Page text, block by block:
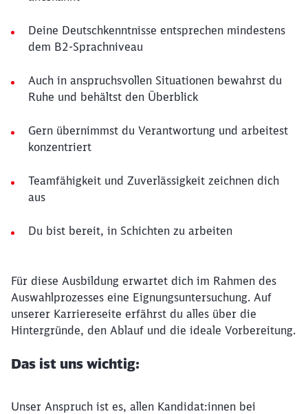
Deine Deutschkenntnisse entsprechen mindestens
dem B2-Sprachniveau
Auch in anspruchsvollen Situationen bewahrst du
Ruhe und behältst den Überblick
Gern übernimmst du Verantwortung und arbeitest
konzentriert
Teamfähigkeit und Zuverlässigkeit zeichnen dich
aus
Du bist bereit, in Schichten zu arbeiten
Für diese Ausbildung erwartet dich im Rahmen des
Auswahlprozesses eine Eignungsuntersuchung. Auf
unserer Karriereseite erfährst du alles über die
Hintergründe, den Ablauf und die ideale Vorbereitung.
Das ist uns wichtig:
Unser Anspruch ist es, allen Kandidat:innen bei